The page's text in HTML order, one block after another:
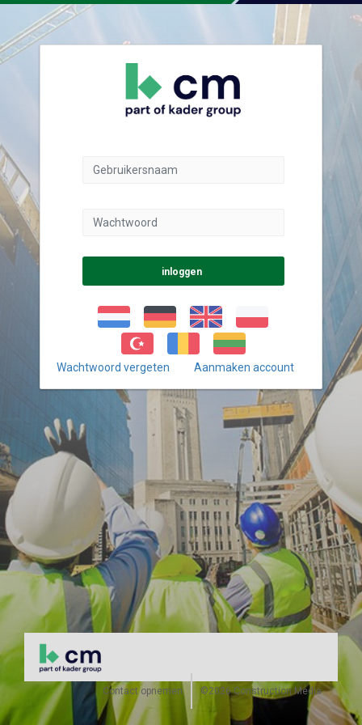
Wachtwoord vergeten Aanmaken account
©2026 Construction Media
Contact opnemen